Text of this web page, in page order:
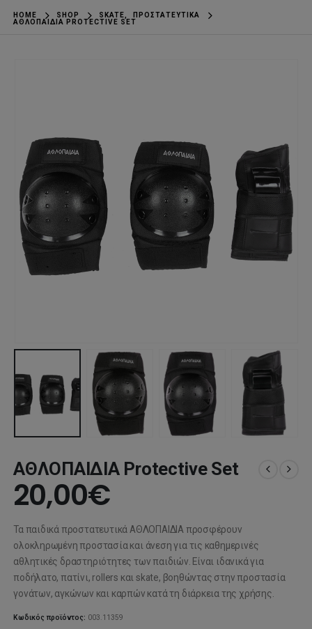
HOME SHOP SKATE,
ΠΡΟΣΤΑΤΕΥΤΙΚΆ
ΑΘΛΟΠΑΙΔΙΑ PROTECTIVE SET
ΑΘΛΟΠΑΙΔΙΑ Protective Set
20,00€
Τα παιδικά προστατευτικά ΑΘΛΟΠΑΙΔΙΑ προσφέρουν
ολοκληρωμένη προστασία και άνεση για τις καθημερινές
αθλητικές δραστηριότητες των παιδιών. Είναι ιδανικά για
ποδήλατο, πατίνι, rollers και skate, βοηθώντας στην προστασία
γονάτων, αγκώνων και καρπών κατά τη διάρκεια της χρήσης.
Κωδικός προϊόντος: 003.11359